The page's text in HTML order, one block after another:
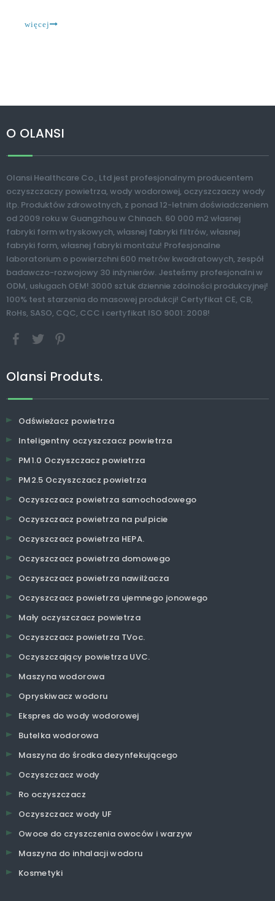
popularne z powodu wielkiej potrzeby oczyścić
więcej
O OLANSI
Olansi Healthcare Co., Ltd jest profesjonalnym producentem
oczyszczaczy powietrza, wody wodorowej, oczyszczaczy wody
itp. Produktów zdrowotnych, z ponad 12-letnim doświadczeniem
od 2009 roku w Guangzhou w Chinach. 60 000 m2 własnej
fabryki form wtryskowych, własnej fabryki filtrów, własnej
fabryki form, własnej fabryki montażu! Profesjonalne
laboratorium o powierzchni 600 metrów kwadratowych, zespół
badawczo-rozwojowy 30 inżynierów. Jesteśmy profesjonalni w
ODM, usługach OEM! 3000 sztuk dziennie zdolności produkcyjnej!
100% test starzenia do masowej produkcji! Certyfikat CE, CB,
RoHs, SASO, CQC, CCC i certyfikat ISO 9001: 2008!
Olansi Produts.
Odświeżacz powietrza
Inteligentny oczyszczacz powietrza
PM1.0 Oczyszczacz powietrza
PM2.5 Oczyszczacz powietrza
Oczyszczacz powietrza samochodowego
Oczyszczacz powietrza na pulpicie
Oczyszczacz powietrza HEPA.
Oczyszczacz powietrza domowego
Oczyszczacz powietrza nawilżacza
Oczyszczacz powietrza ujemnego jonowego
Mały oczyszczacz powietrza
Oczyszczacz powietrza TVoc.
Oczyszczający powietrza UVC.
Maszyna wodorowa
Opryskiwacz wodoru
Ekspres do wody wodorowej
Butelka wodorowa
Maszyna do środka dezynfekującego
Oczyszczacz wody
Ro oczyszczacz
Oczyszczacz wody UF
Owoce do czyszczenia owoców i warzyw
Maszyna do inhalacji wodoru
Kosmetyki